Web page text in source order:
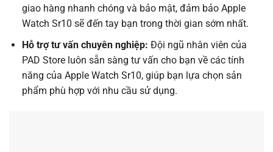
giao hàng nhanh chóng và bảo mật, đảm bảo Apple
Watch Sr10 sẽ đến tay bạn trong thời gian sớm nhất.
Hỗ trợ tư vấn chuyên nghiệp: Đội ngũ nhân viên của
PAD Store luôn sẵn sàng tư vấn cho bạn về các tính
năng của Apple Watch Sr10, giúp bạn lựa chọn sản
phẩm phù hợp với nhu cầu sử dụng.